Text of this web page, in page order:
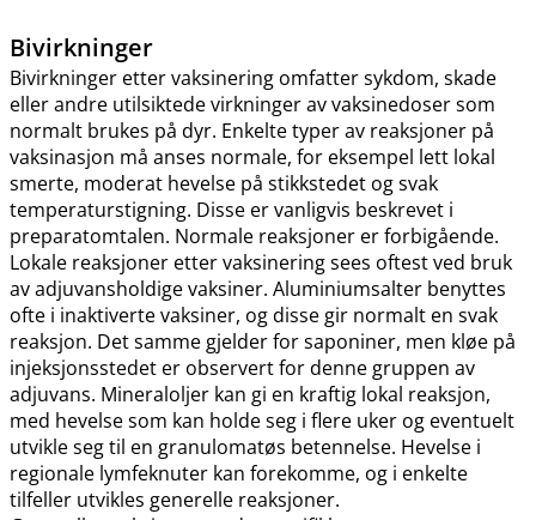
Bivirkninger
Bivirkninger etter vaksinering omfatter sykdom, skade
eller andre utilsiktede virkninger av vaksinedoser som
normalt brukes på dyr. Enkelte typer av reaksjoner på
vaksinasjon må anses normale, for eksempel lett lokal
smerte, moderat hevelse på stikkstedet og svak
temperaturstigning. Disse er vanligvis beskrevet i
preparatomtalen. Normale reaksjoner er forbigående.
Lokale reaksjoner etter vaksinering sees oftest ved bruk
av adjuvansholdige vaksiner. Aluminiumsalter benyttes
ofte i inaktiverte vaksiner, og disse gir normalt en svak
reaksjon. Det samme gjelder for saponiner, men kløe på
injeksjonsstedet er observert for denne gruppen av
adjuvans. Mineraloljer kan gi en kraftig lokal reaksjon,
med hevelse som kan holde seg i flere uker og eventuelt
utvikle seg til en granulomatøs betennelse. Hevelse i
regionale lymfeknuter kan forekomme, og i enkelte
tilfeller utvikles generelle reaksjoner.